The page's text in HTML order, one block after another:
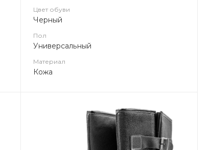
Цвет обуви
Черный
Пол
Универсальный
Материал
Кожа